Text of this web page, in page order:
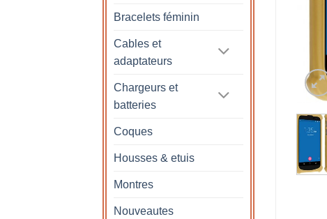
Bracelets féminin
Cables et
adaptateurs
Chargeurs et
batteries
Coques
Housses & etuis
Montres
Nouveautes